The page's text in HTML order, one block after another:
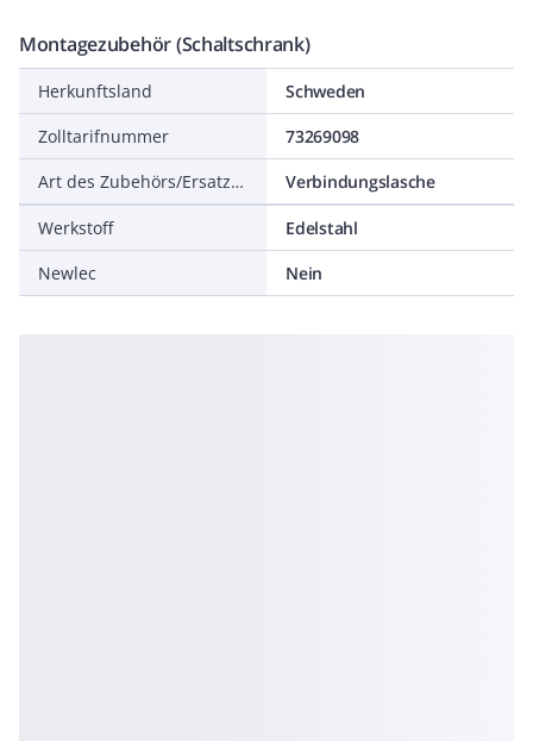
Montagezubehör (Schaltschrank)
Herkunftsland
Schweden
Zolltarifnummer
73269098
Art des Zubehörs/Ersatzteils
Verbindungslasche
Werkstoff
Edelstahl
Newlec
Nein